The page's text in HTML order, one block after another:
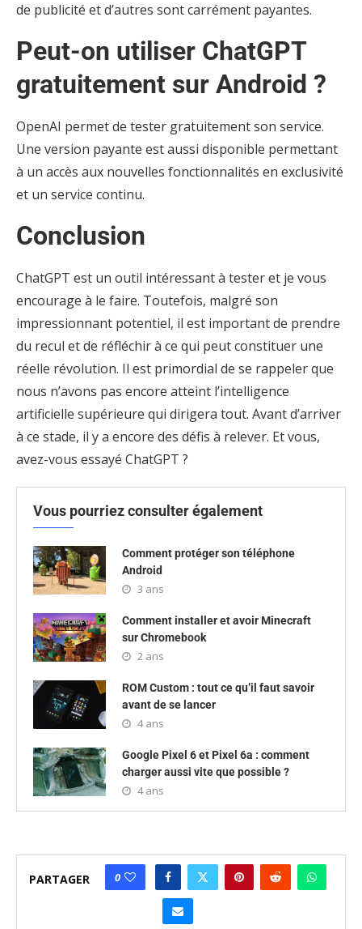
de publicité et d’autres sont carrément payantes.
Peut-on utiliser ChatGPT
gratuitement sur Android ?
OpenAI permet de tester gratuitement son service.
Une version payante est aussi disponible permettant
à un accès aux nouvelles fonctionnalités en exclusivité
et un service continu.
Conclusion
ChatGPT est un outil intéressant à tester et je vous
encourage à le faire. Toutefois, malgré son
impressionnant potentiel, il est important de prendre
du recul et de réfléchir à ce qui peut constituer une
réelle révolution. Il est primordial de se rappeler que
nous n’avons pas encore atteint l’intelligence
artificielle supérieure qui dirigera tout. Avant d’arriver
à ce stade, il y a encore des défis à relever. Et vous,
avez-vous essayé ChatGPT ?
Vous pourriez consulter également
Comment protéger son téléphone
Android
3 ans
Comment installer et avoir Minecraft
sur Chromebook
2 ans
ROM Custom : tout ce qu’il faut savoir
avant de se lancer
4 ans
Google Pixel 6 et Pixel 6a : comment
charger aussi vite que possible ?
4 ans
PARTAGER 0